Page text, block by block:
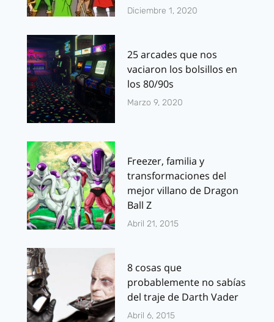
Diciembre 1, 2020
25 arcades que nos
vaciaron los bolsillos en
los 80/90s
Marzo 9, 2020
Freezer, familia y
transformaciones del
mejor villano de Dragon
Ball Z
Abril 21, 2015
8 cosas que
probablemente no sabías
del traje de Darth Vader
Abril 6, 2015